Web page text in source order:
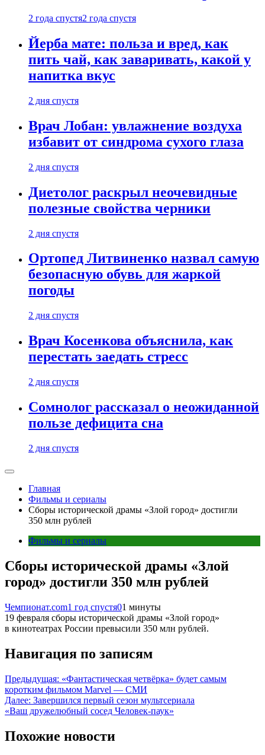
2 года спустя2 года спустя
Йерба мате: польза и вред, как
пить чай, как заваривать, какой у
напитка вкус
2 дня спустя
Врач Лобан: увлажнение воздуха
избавит от синдрома сухого глаза
2 дня спустя
Диетолог раскрыл неочевидные
полезные свойства черники
2 дня спустя
Ортопед Литвиненко назвал самую
безопасную обувь для жаркой
погоды
2 дня спустя
Врач Косенкова объяснила, как
перестать заедать стресс
2 дня спустя
Сомнолог рассказал о неожиданной
пользе дефицита сна
2 дня спустя
Главная
Фильмы и сериалы
Сборы исторической драмы «Злой город» достигли
350 млн рублей
Фильмы и сериалы
Сборы исторической драмы «Злой
город» достигли 350 млн рублей
Чемпионат.com1 год спустя01 минуты
19 февраля сборы исторической драмы «Злой город»
в кинотеатрах России превысили 350 млн рублей.
Навигация по записям
Предыдущая: «Фантастическая четвёрка» будет самым
коротким фильмом Marvel — СМИ
Далее: Завершился первый сезон мультсериала
«Ваш дружелюбный сосед Человек-паук»
Похожие новости